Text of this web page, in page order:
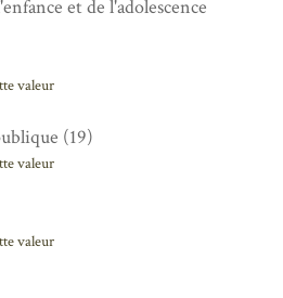
et de l'adolescence
valeur
(19)
valeur
valeur